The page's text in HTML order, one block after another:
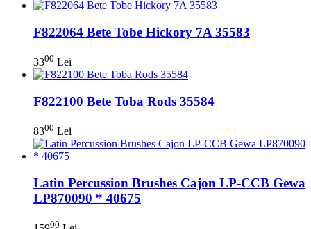
F822064 Bete Tobe Hickory 7A 35583
3300 Lei
F822100 Bete Toba Rods 35584
8300 Lei
Latin Percussion Brushes Cajon LP-CCB Gewa
LP870090 * 40675
00